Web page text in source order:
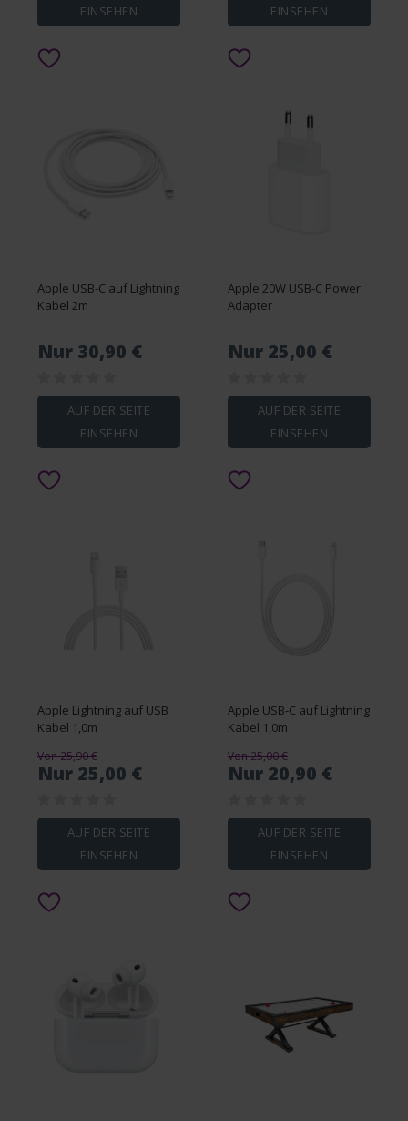
EINSEHEN EINSEHEN
Apple USB-C auf Lightning
Kabel 2m
Nur 30,90 €
AUF DER SEITE
EINSEHEN
Apple 20W USB-C Power
Adapter
Nur 25,00 €
AUF DER SEITE
EINSEHEN
Apple Lightning auf USB
Kabel 1,0m
Von 25,90 €
Nur 25,00 €
AUF DER SEITE
EINSEHEN
Apple USB-C auf Lightning
Kabel 1,0m
Von 25,00 €
Nur 20,90 €
AUF DER SEITE
EINSEHEN